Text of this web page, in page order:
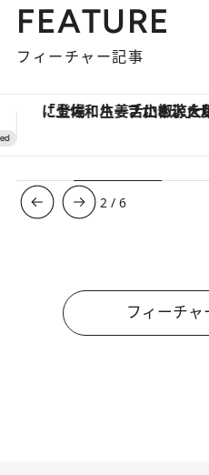
FEATURE
フィーチャー記事
【夏限定ディナーコース】旬を迎える稚鮎や花ズッキーニなどをイタリア
3 /6
フィーチ